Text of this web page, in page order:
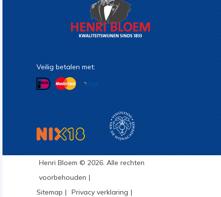
Veilig betalen met:
Henri Bloem © 2026. Alle rechten
voorbehouden
Sitemap
Privacy verklaring